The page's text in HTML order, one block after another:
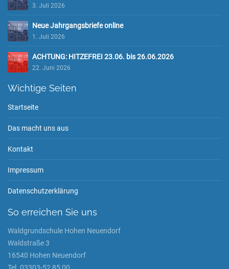
3. Juli 2026
Neue Jahrgangsbriefe online
1. Juli 2026
ACHTUNG: HITZEFREI 23.06. bis 26.06.2026
22. Juni 2026
Wichtige Seiten
Startseite
Das macht uns aus
Kontakt
Impressum
Datenschutzerklärung
So erreichen Sie uns
Waldgrundschule Hohen Neuendorf
Waldstraße 3
16540 Hohen Neuendorf